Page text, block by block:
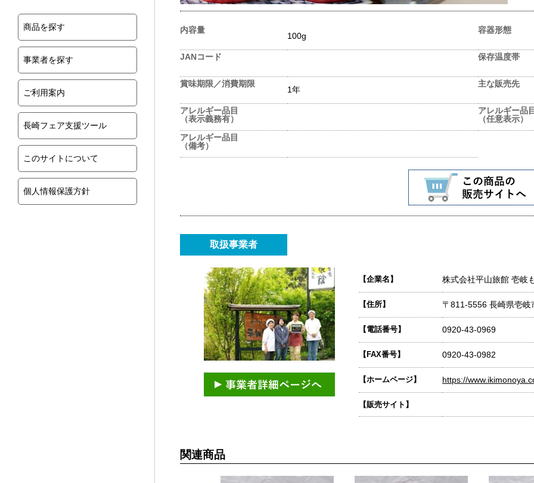
商品を探す
事業者を探す
ご利用案内
長崎フェア支援ツール
このサイトについて
個人情報保護方針
内容量
100g
容器形態
JANコード 保存温度帯
賞味期限／消費期限
1年
主な販売先
アレルギー品目
（表示義務有）
アレルギー品
（任意表示）
アレルギー品目
（備考）
取扱事業者
【企業名】 株式会社平山旅館 壱岐
【住所】 〒811-5556 長崎県壱
【電話番号】 0920-43-0969
【FAX番号】 0920-43-0982
【ホームページ】 https://
【販売サイト】
関連商品